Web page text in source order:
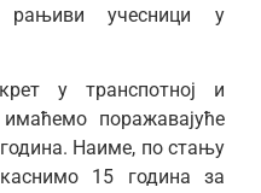
рањиви учесници у
у транспотној и
имаћемо поражавајуће
Наиме, по стању
каснимо 15 година за